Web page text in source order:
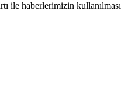
ile haberlerimizin